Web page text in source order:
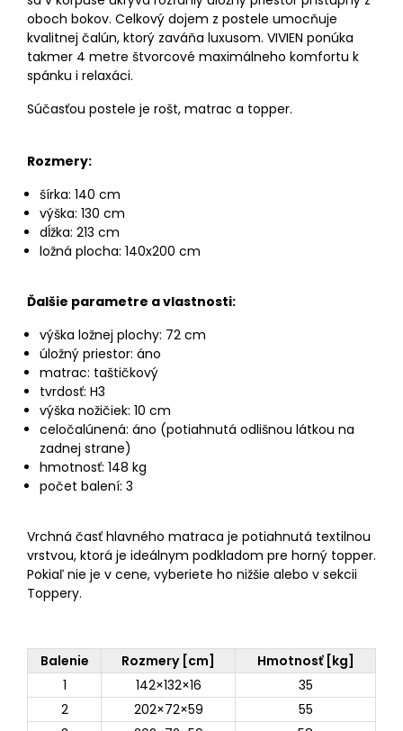
oboch bokov. Celkový dojem z postele umocňuje
kvalitnej čalún, ktorý zaváňa luxusom. VIVIEN ponúka
takmer 4 metre štvorcové maximálneho komfortu k
spánku i relaxáci.
Súčasťou postele je rošt, matrac a topper.
Rozmery:
šírka: 140 cm
výška: 130 cm
dĺžka: 213 cm
ložná plocha: 140x200 cm
Ďalšie parametre a vlastnosti:
výška ložnej plochy: 72 cm
úložný priestor: áno
matrac: taštičkový
tvrdosť: H3
výška nožičiek: 10 cm
celočalúnená: áno (potiahnutá odlišnou látkou na
zadnej strane)
hmotnosť: 148 kg
počet balení: 3
Vrchná časť hlavného matraca je potiahnutá textilnou
vrstvou, ktorá je ideálnym podkladom pre horný topper.
Pokiaľ nie je v cene, vyberiete ho nižšie alebo v sekcii
Toppery.
Balenie Rozmery [cm]
Hmotnosť [kg]
1
142×132×16
35
2
202×72×59
55